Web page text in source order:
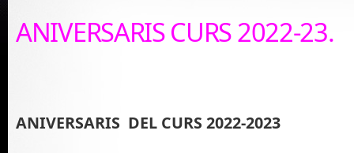
ANIVERSARIS CURS 2022-23.
ANIVERSARIS DEL CURS 2022-2023